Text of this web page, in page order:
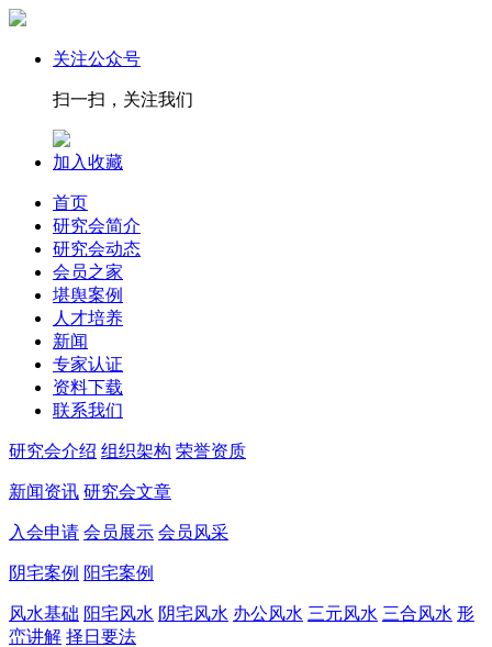
关注公众号
扫一扫，关注我们
加入收藏
首页
研究会简介
研究会动态
会员之家
堪舆案例
人才培养
新闻
专家认证
资料下载
联系我们
研究会介绍 组织架构 荣誉资质
新闻资讯 研究会文章
入会申请 会员展示 会员风采
阴宅案例 阳宅案例
风水基础 阳宅风水 阴宅风水 办公风水 三元风水 三合风水 形
峦讲解 择日要法